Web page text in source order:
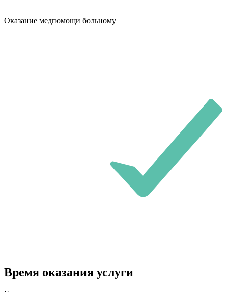
Оказание медпомощи больному
Время оказания услуги